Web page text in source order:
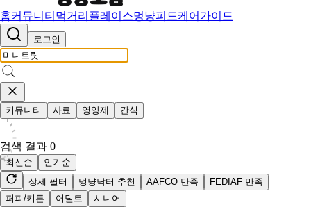
홈커뮤니티 먹거리 플레이스멍냥피드케어가이드
로그인
커뮤니티 사료 영양제 간식
검색 결과 0
최신순
인기순
상세 필터
멍냥닥터 추천 AAFCO 만족
FEDIAF 만족
퍼피/키튼
어덜트 시니어